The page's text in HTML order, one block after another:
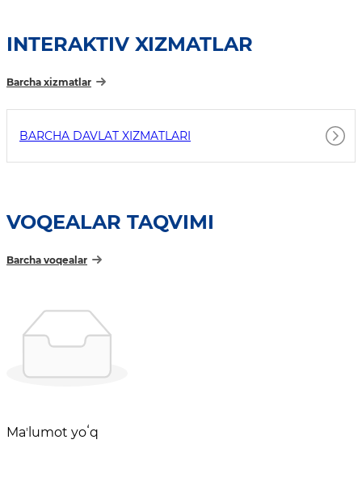
INTERAKTIV XIZMATLAR
Barcha xizmatlar
BARCHA DAVLAT XIZMATLARI
VOQEALAR TAQVIMI
Barcha voqealar
Maʼlumot yoʻq